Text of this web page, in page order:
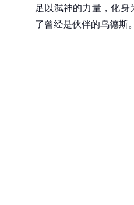
足以弑神的力量，化
了曾经是伙伴的乌德斯